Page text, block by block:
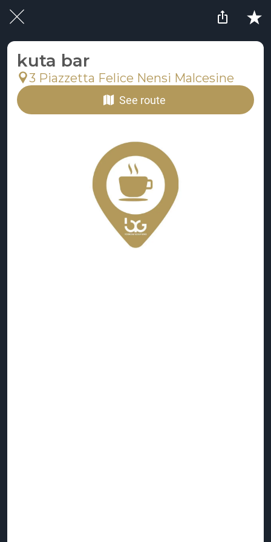
kuta bar
3 Piazzetta Felice Nensi Malcesine
See route